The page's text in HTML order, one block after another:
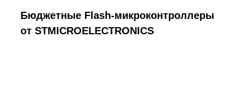
Бюджетные Flash-микроконтроллеры
от STMICROELECTRONICS